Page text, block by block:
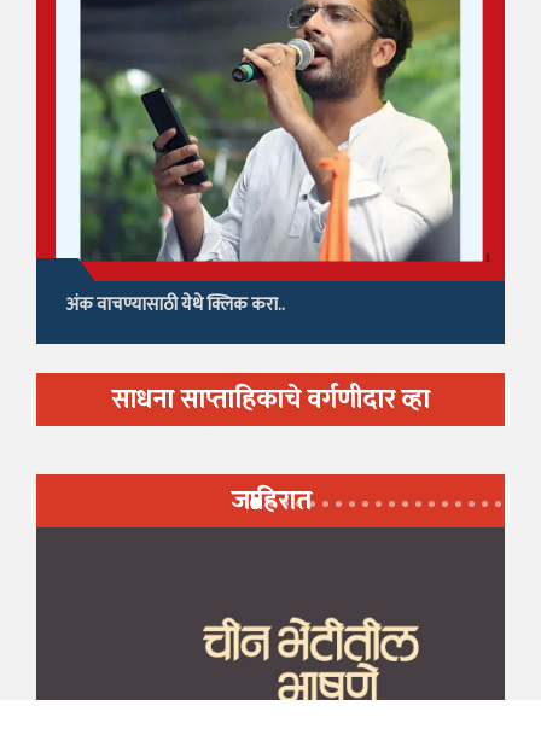
अंक वाचण्यासाठी येथे क्लिक करा..
साधना साप्ताहिकाचे वर्गणीदार व्हा
जाहिरात